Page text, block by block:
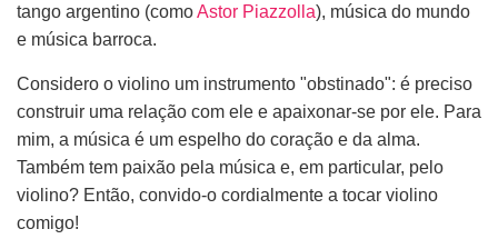
tango argentino (comoAstor Piazzolla), música do mundo
e música barroca.
Considero o violino um instrumento "obstinado": é preciso
construir uma relação com ele e apaixonar-se por ele. Para
mim, a música é um espelho do coração e da alma.
Também tem paixão pela música e, em particular, pelo
violino? Então, convido-o cordialmente a tocar violino
comigo!